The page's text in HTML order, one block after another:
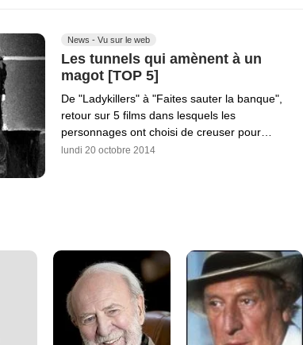
News - Vu sur le web
Les tunnels qui amènent à un
magot [TOP 5]
De "Ladykillers" à "Faites sauter la banque",
retour sur 5 films dans lesquels les
personnages ont choisi de creuser pour…
lundi 20 octobre 2014